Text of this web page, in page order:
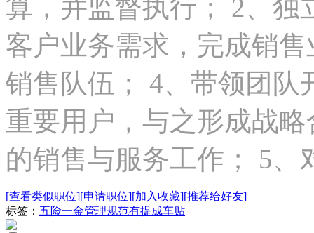
算，并监督执行； 2、
客户业务需求，完成销
销售队伍； 4、带领团队
重要用户，与之形成战
的销售与服务工作； 5、
[查看类似职位][申请职位][加入收藏][推荐给好友]
标签： 五险一金管理规范有提成车贴